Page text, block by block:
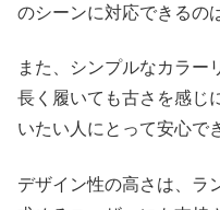
のシーンに対応できるの
また、シンプルなカラー
長く履いても古さを感じ
いたい人にとって安心で
デザイン性の高さは、ラ